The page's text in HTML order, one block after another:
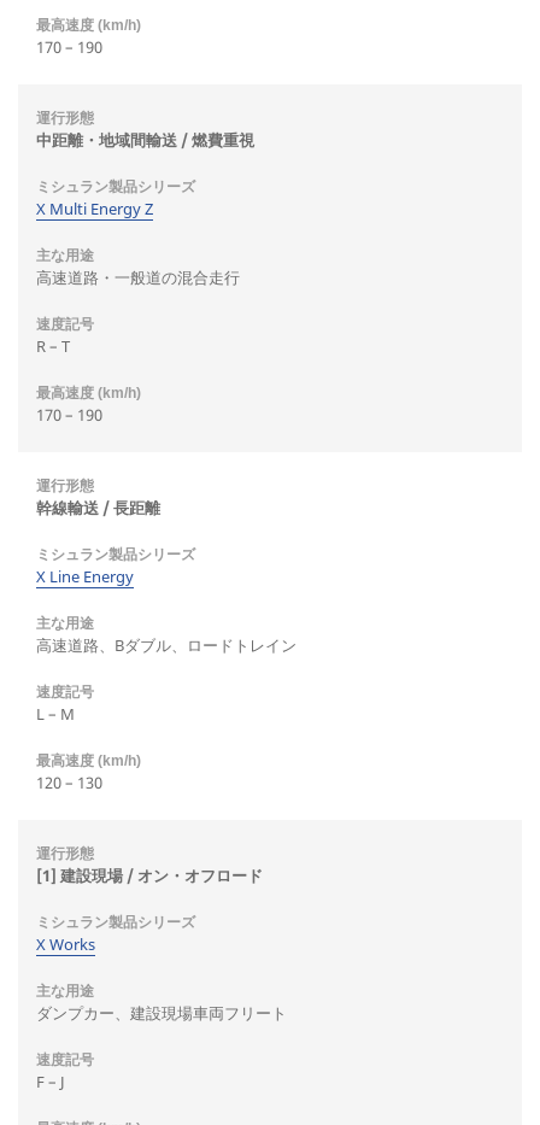
170 – 190
中距離・地域間輸送 / 燃費重視
X Multi Energy Z
高速道路・一般道の混合走行
R – T
170 – 190
幹線輸送 / 長距離
X Line Energy
高速道路、Bダブル、ロードトレイン
L – M
120 – 130
[1] 建設現場 / オン・オフロード
X Works
ダンプカー、建設現場車両フリート
F – J